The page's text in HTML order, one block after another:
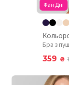
Фан Дні
Бра з
359 ₴